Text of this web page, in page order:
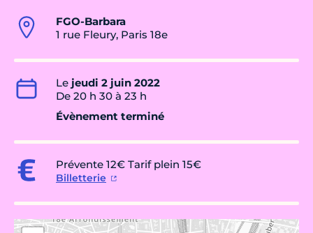
FGO-Barbara
1 rue Fleury, Paris 18e
Le jeudi 2 juin 2022
De 20 h 30 à 23 h
Évènement terminé
Prévente 12€ Tarif plein 15€
Billetterie